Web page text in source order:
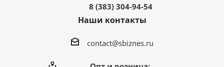
8 (383) 304-94-54
Наши контакты
contact@sbiznes.ru